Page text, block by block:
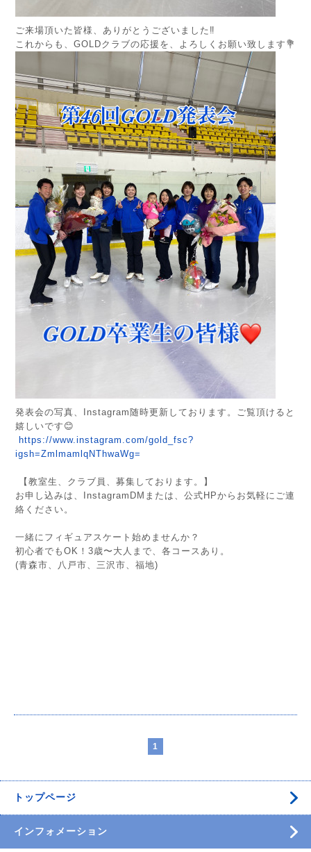
ご来場頂いた皆様、ありがとうございました‼︎
これからも、GOLDクラブの応援を、よろしくお願い致します💐
発表会の写真、Instagram随時更新しております。ご覧頂けると
嬉しいです😊
https://www.instagram.com/gold_fsc?
igsh=ZmlmamlqNThwaWg=
【教室生、クラブ員、募集しております。】
お申し込みは、InstagramDMまたは、公式HPからお気軽にご連
絡ください。
一緒にフィギュアスケート始めませんか？
初心者でもOK！3歳〜大人まで、各コースあり。
(青森市、八戸市、三沢市、福地)
1
トップページ
インフォメーション